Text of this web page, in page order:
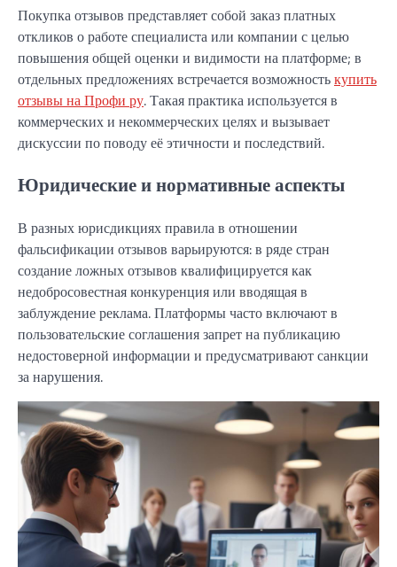
Покупка отзывов представляет собой заказ платных
откликов о работе специалиста или компании с целью
повышения общей оценки и видимости на платформе; в
отдельных предложениях встречается возможностькупить
отзывы на Профи ру. Такая практика используется в
коммерческих и некоммерческих целях и вызывает
дискуссии по поводу её этичности и последствий.
Юридические и нормативные аспекты
В разных юрисдикциях правила в отношении
фальсификации отзывов варьируются: в ряде стран
создание ложных отзывов квалифицируется как
недобросовестная конкуренция или вводящая в
заблуждение реклама. Платформы часто включают в
пользовательские соглашения запрет на публикацию
недостоверной информации и предусматривают санкции
за нарушения.